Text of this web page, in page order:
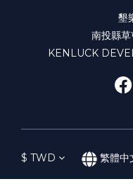
墾
南投縣
KENLUCK
$ TWD 繁體中